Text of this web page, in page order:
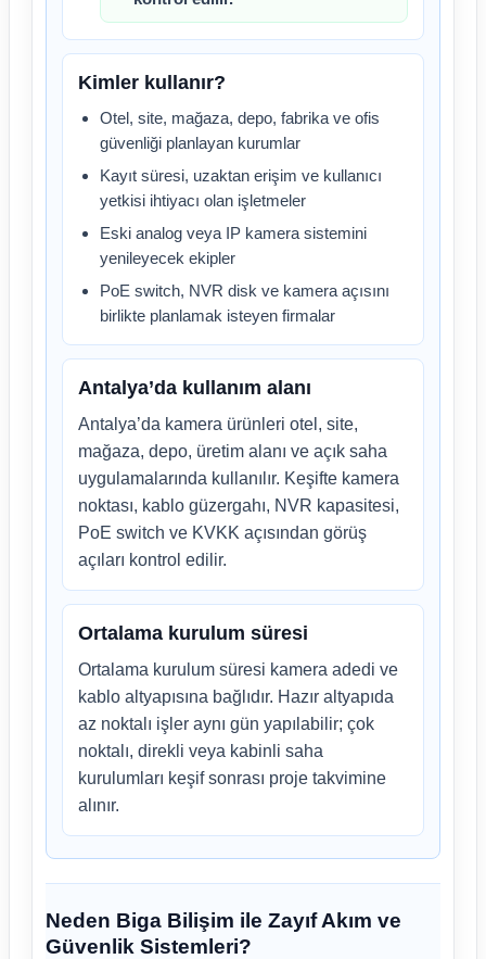
Kimler kullanır?
Otel, site, mağaza, depo, fabrika ve ofis
güvenliği planlayan kurumlar
Kayıt süresi, uzaktan erişim ve kullanıcı
yetkisi ihtiyacı olan işletmeler
Eski analog veya IP kamera sistemini
yenileyecek ekipler
PoE switch, NVR disk ve kamera açısını
birlikte planlamak isteyen firmalar
Antalya’da kullanım alanı
Antalya’da kamera ürünleri otel, site,
mağaza, depo, üretim alanı ve açık saha
uygulamalarında kullanılır. Keşifte kamera
noktası, kablo güzergahı, NVR kapasitesi,
PoE switch ve KVKK açısından görüş
açıları kontrol edilir.
Ortalama kurulum süresi
Ortalama kurulum süresi kamera adedi ve
kablo altyapısına bağlıdır. Hazır altyapıda
az noktalı işler aynı gün yapılabilir; çok
noktalı, direkli veya kabinli saha
kurulumları keşif sonrası proje takvimine
alınır.
Neden Biga Bilişim ile Zayıf Akım ve
Güvenlik Sistemleri?